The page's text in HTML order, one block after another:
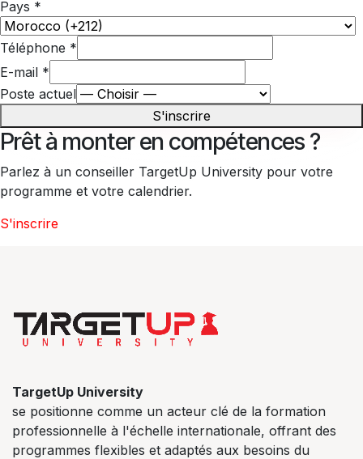
Pays *
Téléphone *
E-mail *
Poste actuel
S'inscrire
Prêt à monter en compétences ?
Parlez à un conseiller TargetUp University pour votre
programme et votre calendrier.
S'inscrire
TargetUp University
se positionne comme un acteur clé de la formation
professionnelle à l'échelle internationale, offrant des
programmes flexibles et adaptés aux besoins du